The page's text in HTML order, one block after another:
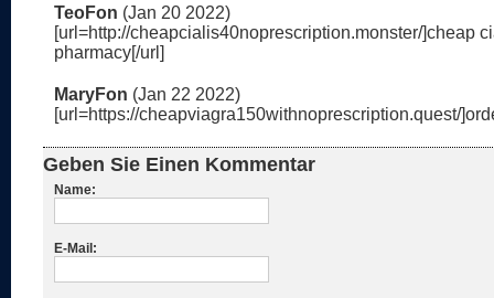
TeoFon (Jan 20 2022)
[url=http://cheapcialis40noprescription.monster/]cheap
pharmacy[/url]
MaryFon (Jan 22 2022)
[url=https://cheapviagra150withnoprescription.quest/
Geben Sie Einen Kommentar
Name:
E-Mail: